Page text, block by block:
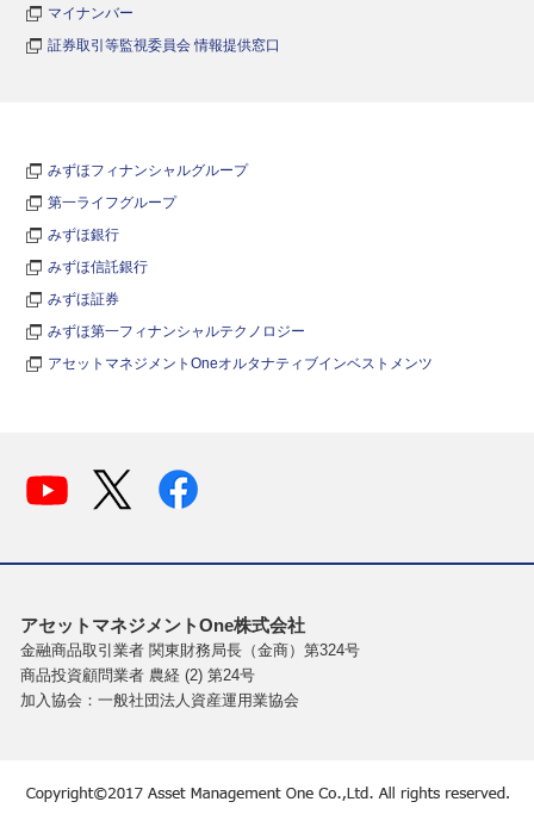
マイナンバー
証券取引等監視委員会 情報提供窓口
みずほフィナンシャルグループ
第一ライフグループ
みずほ銀行
みずほ信託銀行
みずほ証券
みずほ第一フィナンシャルテクノロジー
アセットマネジメントOneオルタナティブインベストメンツ
アセットマネジメントOne株式会社
金融商品取引業者 関東財務局長（金商）第324号
商品投資顧問業者 農経 (2) 第24号
加入協会：一般社団法人資産運用業協会